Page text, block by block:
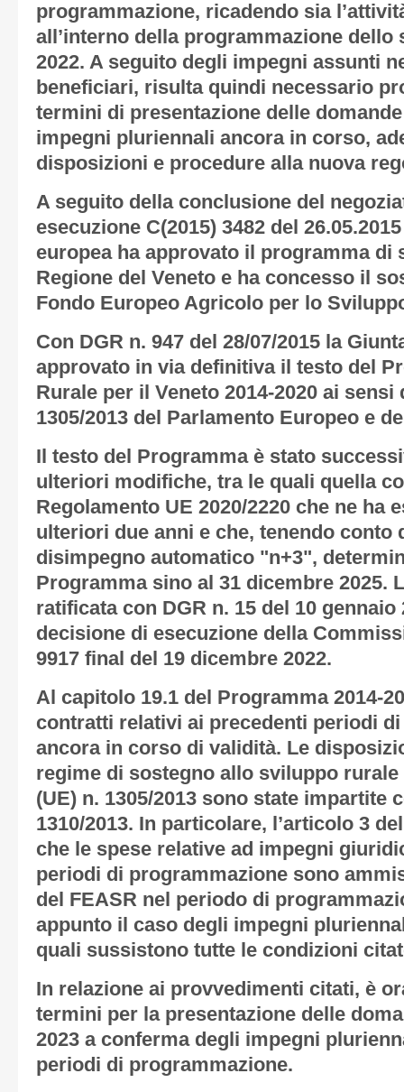
programmazione, ricadendo sia
all’interno della programmazione dello
2022. A seguito degli impegni assunti
beneficiari, risulta quindi necessario
termini di presentazione delle
impegni pluriennali ancora in corso,
disposizioni e procedure alla nuova
A seguito della conclusione del
esecuzione C(2015) 3482 del
europea ha approvato il programma di
Regione del Veneto e ha concesso il
Fondo Europeo Agricolo per lo
Con DGR n. 947 del 28/07/2015 la
approvato in via definitiva il testo del
Rurale per il Veneto 2014-2020 ai
1305/2013 del Parlamento Europeo e
Il testo del Programma è stato
ulteriori modifiche, tra le quali quella
Regolamento UE 2020/2220 che ne ha
ulteriori due anni e che, tenendo conto
disimpegno automatico "n+3",
Programma sino al 31 dicembre 2025.
ratificata con DGR n. 15 del 10 gennaio
decisione di esecuzione della
9917 final del 19 dicembre 2022.
Al capitolo 19.1 del Programma 2014-
contratti relativi ai precedenti periodi
ancora in corso di validità. Le
regime di sostegno allo sviluppo
(UE) n. 1305/2013 sono state impartite
1310/2013. In particolare, l’articolo 3
che le spese relative ad impegni
periodi di programmazione sono
del FEASR nel periodo di
appunto il caso degli impegni
quali sussistono tutte le condizioni
In relazione ai provvedimenti citati, è
termini per la presentazione delle
2023 a conferma degli impegni
periodi di programmazione.